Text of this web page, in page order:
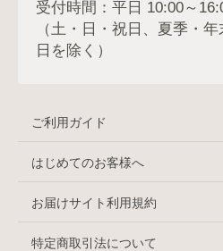
受付時間：平日 10:00～
（土・日・祝日、夏季・
日を除く）
ご利用ガイド
はじめてのお客様へ
お届けサイト利用規約
特定商取引法について